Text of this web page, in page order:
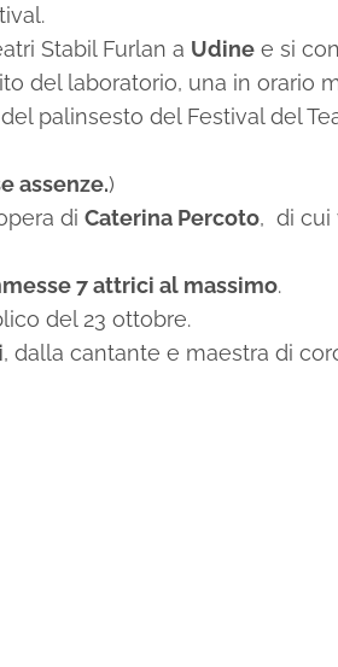
Stabil Furlan a Udine e si
del laboratorio, una in orario
palinsesto del Festival del
assenze.)
diCaterina Percoto, di cui
7 attrici al massimo.
del 23 ottobre.
, dalla cantante e maestra di